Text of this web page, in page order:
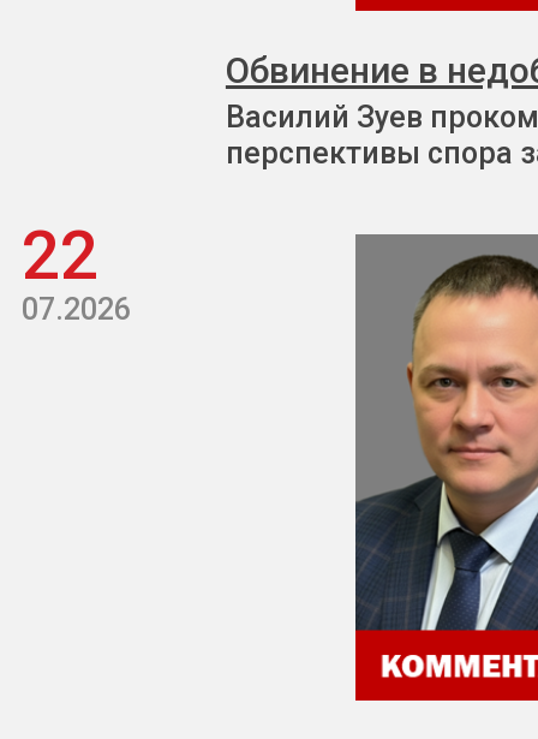
Обвинение в
Василий Зуев
перспективы спора
22
07.2026